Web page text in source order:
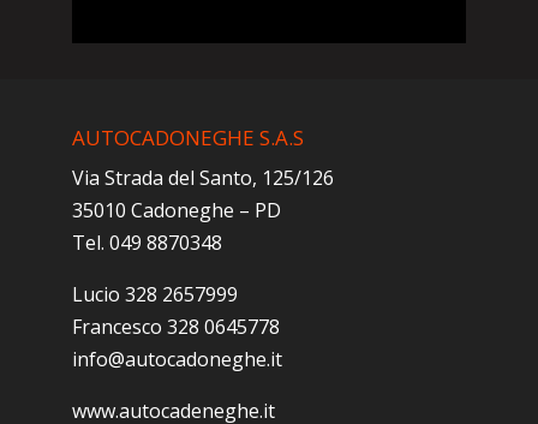
AUTOCADONEGHE S.A.S
Via Strada del Santo, 125/126
35010 Cadoneghe – PD
Tel. 049 8870348
Lucio 328 2657999
Francesco 328 0645778
info@autocadoneghe.it
www.autocadeneghe.it